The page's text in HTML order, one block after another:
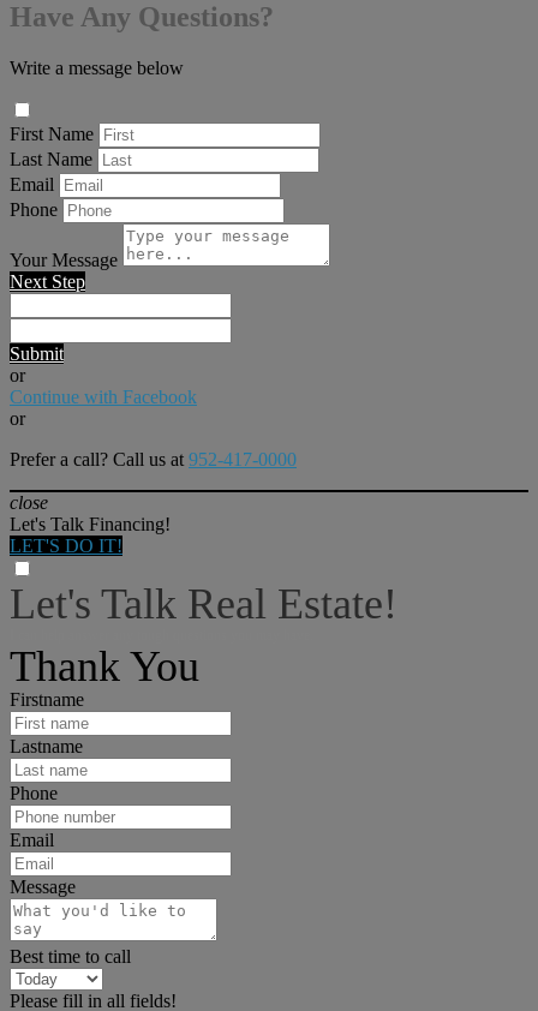
Have Any Questions?
Write a message below
First Name
Last Name
Email
Phone
Your Message
Next Step
Submit
or
Continue with Facebook
or
Prefer a call? Call us at 952-417-0000
close
Let's Talk Financing!
LET'S DO IT!
Let's Talk Real Estate!
Thank You
Firstname
Lastname
Phone
Email
Message
Best time to call
Please fill in all fields!